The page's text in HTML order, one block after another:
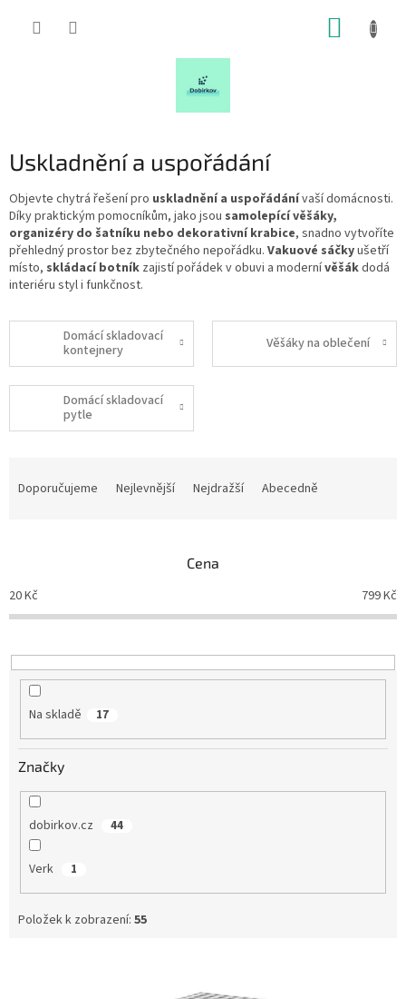
Uskladnění a uspořádání
Objevte chytrá řešení pro uskladnění a uspořádánívaší domácnosti.
Díky praktickým pomocníkům, jako jsou samolepící věšáky,
organizéry do šatníku nebo dekorativní krabice, snadno vytvoříte
přehledný prostor bez zbytečného nepořádku. Vakuové sáčkyušetří
místo, skládací botník zajistí pořádek v obuvi a modernívěšákdodá
interiéru styl i funkčnost.
Domácí skladovací
kontejnery
Věšáky na oblečení
Domácí skladovací
pytle
p
r
o
u
Doporučujeme Nejlevnější Nejdražší Abecedně
Cena
20Kč 799Kč
Na skladě 17
Značky
dobirkov.cz 44
Verk 1
Položek k zobrazení: 55